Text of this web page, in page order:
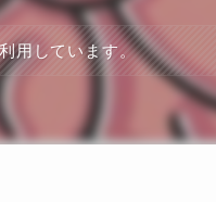
用しています。